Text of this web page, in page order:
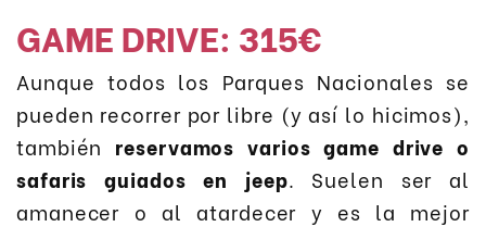
GAME DRIVE: 315€
Aunque todos los Parques Nacionales se
pueden recorrer por libre (y así lo hicimos),
también reservamos varios game drive o
safaris guiados en jeep. Suelen ser al
amanecer o al atardecer y es la mejor